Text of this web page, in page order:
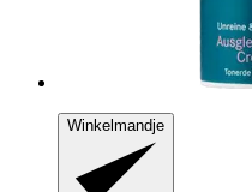
Winkelmandje